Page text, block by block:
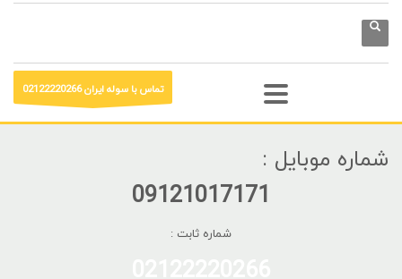
تماس با سوله ایران 02122220266
شماره موبایل :
09121017171
شماره ثابت :